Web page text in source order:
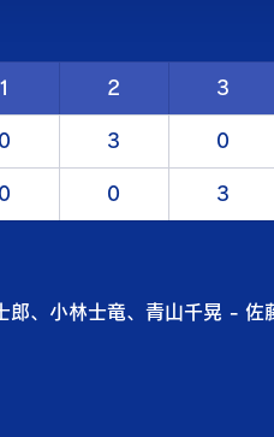
1 2 3
0 3 0
0 0 3
郎、 小林士竜、青山千晃 - 佐